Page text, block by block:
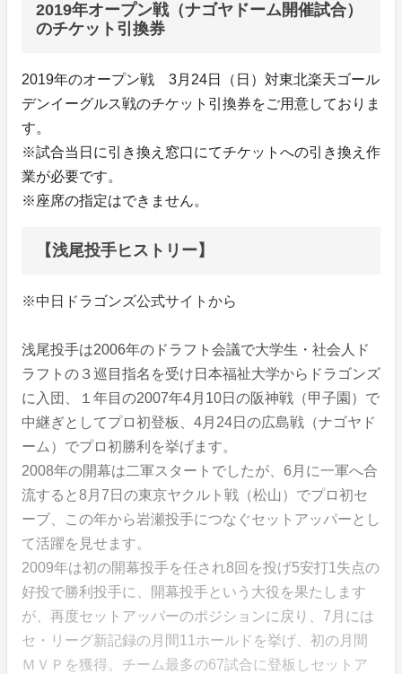
2019年オープン戦（ナゴヤドーム開催試合）
のチケット引換券
2019年のオープン戦 3月24日（日）対東北楽天ゴール
デンイーグルス戦のチケット引換券をご用意しておりま
す。
※試合当日に引き換え窓口にてチケットへの引き換え作
業が必要です。
※座席の指定はできません。
【浅尾投手ヒストリー】
※中日ドラゴンズ公式サイトから
浅尾投手は2006年のドラフト会議で大学生・社会人ド
ラフトの３巡目指名を受け日本福祉大学からドラゴンズ
に入団、１年目の2007年4月10日の阪神戦（甲子園）で
中継ぎとしてプロ初登板、4月24日の広島戦（ナゴヤド
ーム）でプロ初勝利を挙げます。
2008年の開幕は二軍スタートでしたが、6月に一軍へ合
流すると8月7日の東京ヤクルト戦（松山）でプロ初セ
ーブ、この年から岩瀬投手につなぐセットアッパーとし
て活躍を見せます。
2009年は初の開幕投手を任され8回を投げ5安打1失点の
好投で勝利投手に、開幕投手という大役を果たします
が、再度セットアッパーのポジションに戻り、7月には
セ・リーグ新記録の月間11ホールドを挙げ、初の月間
ＭＶＰを獲得。チーム最多の67試合に登板しセットア